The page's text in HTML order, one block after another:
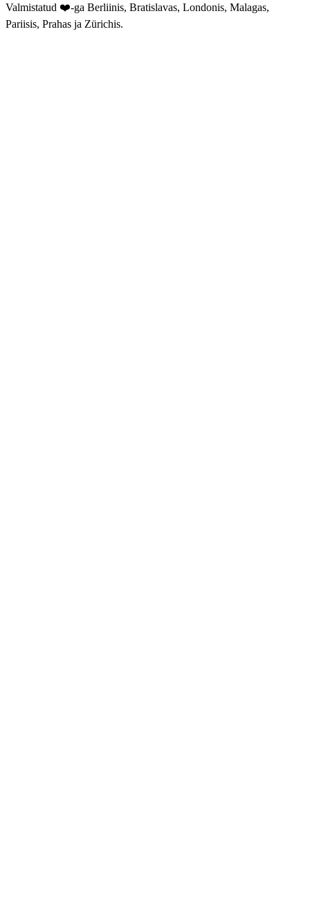
Valmistatud ❤️-ga Berliinis, Bratislavas, Londonis, Malagas,
Pariisis, Prahas ja Zürichis.